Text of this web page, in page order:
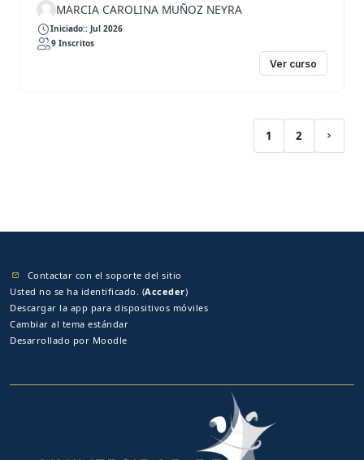
MARCIA CAROLINA MUÑOZ NEYRA
Iniciado:: Jul 2026
9 Inscritos
Ver curso
1
(current)
2
Contactar con el soporte del sitio
Usted no se ha identificado. (Acceder)
Descargar la app para dispositivos móviles
Cambiar al tema estándar
Desarrollado por Moodle